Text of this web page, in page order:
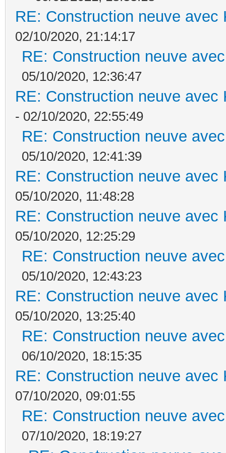
RE: Construction neuve avec
02/10/2020, 21:14:17
RE: Construction neuve
05/10/2020, 12:36:47
RE: Construction neuve avec
- 02/10/2020, 22:55:49
RE: Construction neuve
05/10/2020, 12:41:39
RE: Construction neuve avec
05/10/2020, 11:48:28
RE: Construction neuve avec
05/10/2020, 12:25:29
RE: Construction neuve
05/10/2020, 12:43:23
RE: Construction neuve avec
05/10/2020, 13:25:40
RE: Construction neuve
06/10/2020, 18:15:35
RE: Construction neuve avec
07/10/2020, 09:01:55
RE: Construction neuve
07/10/2020, 18:19:27